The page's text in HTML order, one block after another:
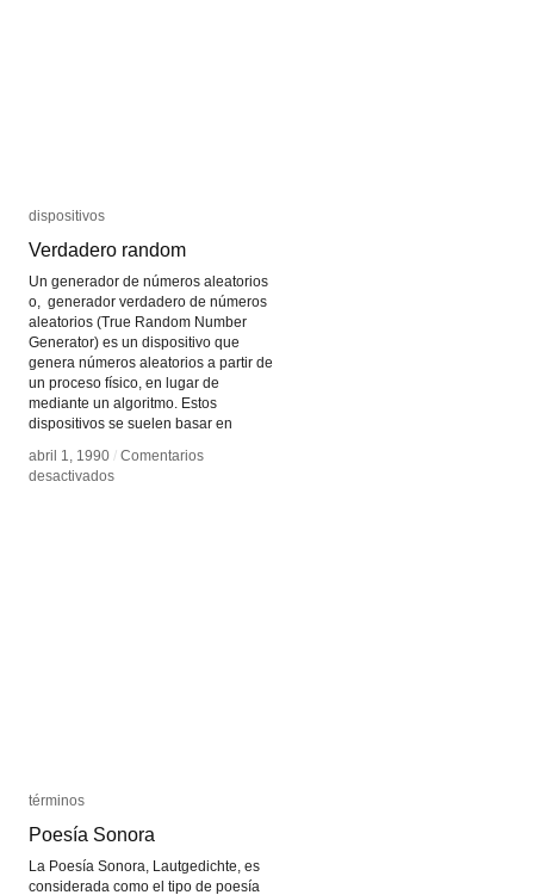
dispositivos
Verdadero random
Un generador de números aleatorios
o, generador verdadero de números
aleatorios (True Random Number
Generator) es un dispositivo que
genera números aleatorios a partir de
un proceso físico, en lugar de
mediante un algoritmo. Estos
dispositivos se suelen basar en
abril 1, 1990 / Comentarios
desactivadosen
dispositivos
Verdadero random
abril 1, 1990 / Comentarios
desactivadosen
términos
Poesía Sonora
La Poesía Sonora, Lautgedichte, es
considerada como el tipo de poesía
términos
Poesía Sonora